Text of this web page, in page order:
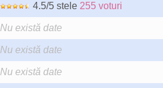
4.5/5 stele 255 voturi
Nu există date
Nu există date
Nu există date